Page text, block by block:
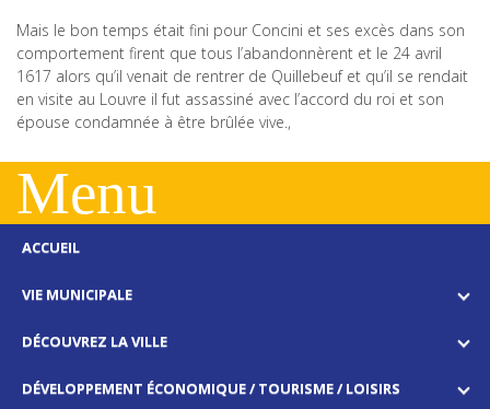
Mais le bon temps était fini pour Concini et ses excès dans son
comportement firent que tous l’abandonnèrent et le 24 avril
1617 alors qu’il venait de rentrer de Quillebeuf et qu’il se rendait
en visite au Louvre il fut assassiné avec l’accord du roi et son
épouse condamnée à être brûlée vive.,
Menu
ACCUEIL
VIE MUNICIPALE
DÉCOUVREZ LA VILLE
DÉVELOPPEMENT ÉCONOMIQUE / TOURISME / LOISIRS